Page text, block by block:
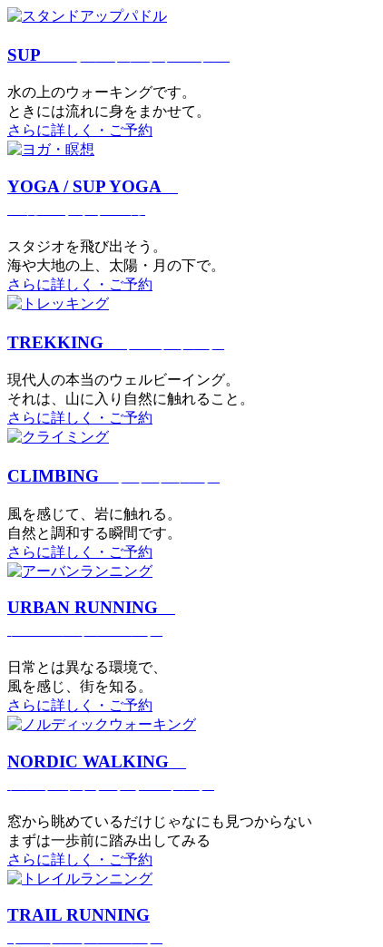
SUP
⽔の上のウォーキングです。
ときには流れに身をまかせて。
さらに詳しく・ご予約
YOGA / SUP YOGA
スタジオを⾶び出そう。
海や大地の上、太陽・⽉の下で。
さらに詳しく・ご予約
TREKKING
現代⼈の本当のウェルビーイング。
それは、⼭に⼊り⾃然に触れること。
さらに詳しく・ご予約
CLIMBING
⾵を感じて、岩に触れる。
⾃然と調和する瞬間です。
さらに詳しく・ご予約
URBAN RUNNING
日常とは異なる環境で、
風を感じ、街を知る。
さらに詳しく・ご予約
NORDIC WALKING
窓から眺めているだけじゃなにも見つからない
まずは一歩前に踏み出してみる
さらに詳しく・ご予約
TRAIL RUNNING